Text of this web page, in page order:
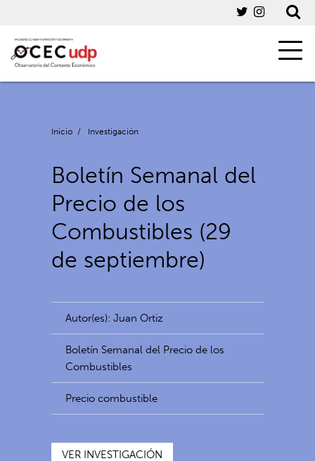
Inicio / Investigación
Boletín Semanal del
Precio de los
Combustibles (29
de septiembre)
Autor(es): Juan Ortiz
Boletín Semanal del Precio de los
Combustibles
Precio combustible
VER INVESTIGACIÓN